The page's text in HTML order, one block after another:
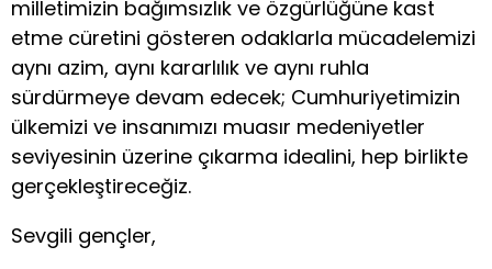
milletimizin bağımsızlık ve özgürlüğüne kast
etme cüretini gösteren odaklarla mücadelemizi
aynı azim, aynı kararlılık ve aynı ruhla
sürdürmeye devam edecek; Cumhuriyetimizin
ülkemizi ve insanımızı muasır medeniyetler
seviyesinin üzerine çıkarma idealini, hep birlikte
gerçekleştireceğiz.
Sevgili gençler,